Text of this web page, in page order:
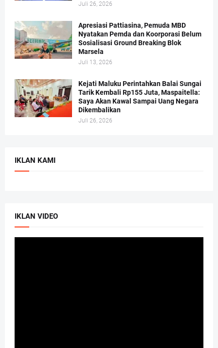
Juli 26, 2026
Apresiasi Pattiasina, Pemuda MBD
Nyatakan Pemda dan Koorporasi Belum
Sosialisasi Ground Breaking Blok
Marsela
Juli 13, 2026
Kejati Maluku Perintahkan Balai Sungai
Tarik Kembali Rp155 Juta, Maspaitella:
Saya Akan Kawal Sampai Uang Negara
Dikembalikan
Juli 26, 2026
IKLAN KAMI
IKLAN VIDEO